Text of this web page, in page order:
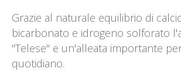
Grazie al naturale equilibrio di
bicarbonato e idrogeno solforato
"Telese" e un'alleata importante
quotidiano.